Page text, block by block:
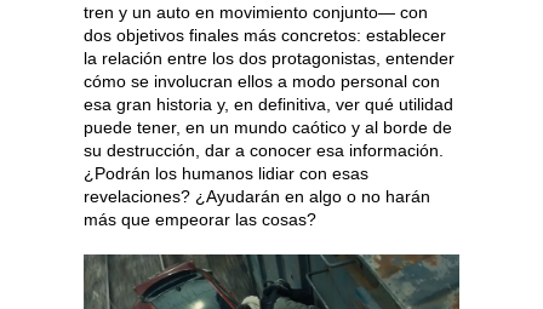
tren y un auto en movimiento conjunto— con
dos objetivos finales más concretos: establecer
la relación entre los dos protagonistas, entender
cómo se involucran ellos a modo personal con
esa gran historia y, en definitiva, ver qué utilidad
puede tener, en un mundo caótico y al borde de
su destrucción, dar a conocer esa información.
¿Podrán los humanos lidiar con esas
revelaciones? ¿Ayudarán en algo o no harán
más que empeorar las cosas?